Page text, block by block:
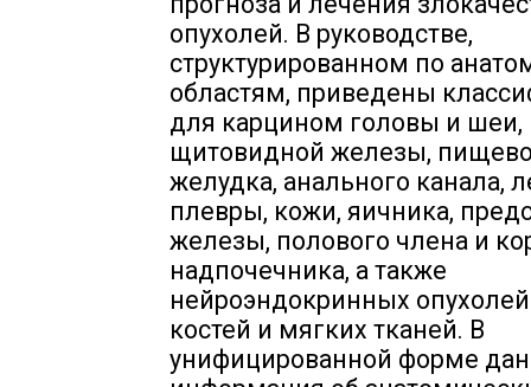
опухолей. В руководстве,
структурированном по
областям, приведены
для карцином головы и шеи,
щитовидной железы,
желудка, анального канала,
плевры, кожи, яичника,
железы, полового члена и
надпочечника, а также
нейроэндокринных
костей и мягких тканей. В
унифицированной форме